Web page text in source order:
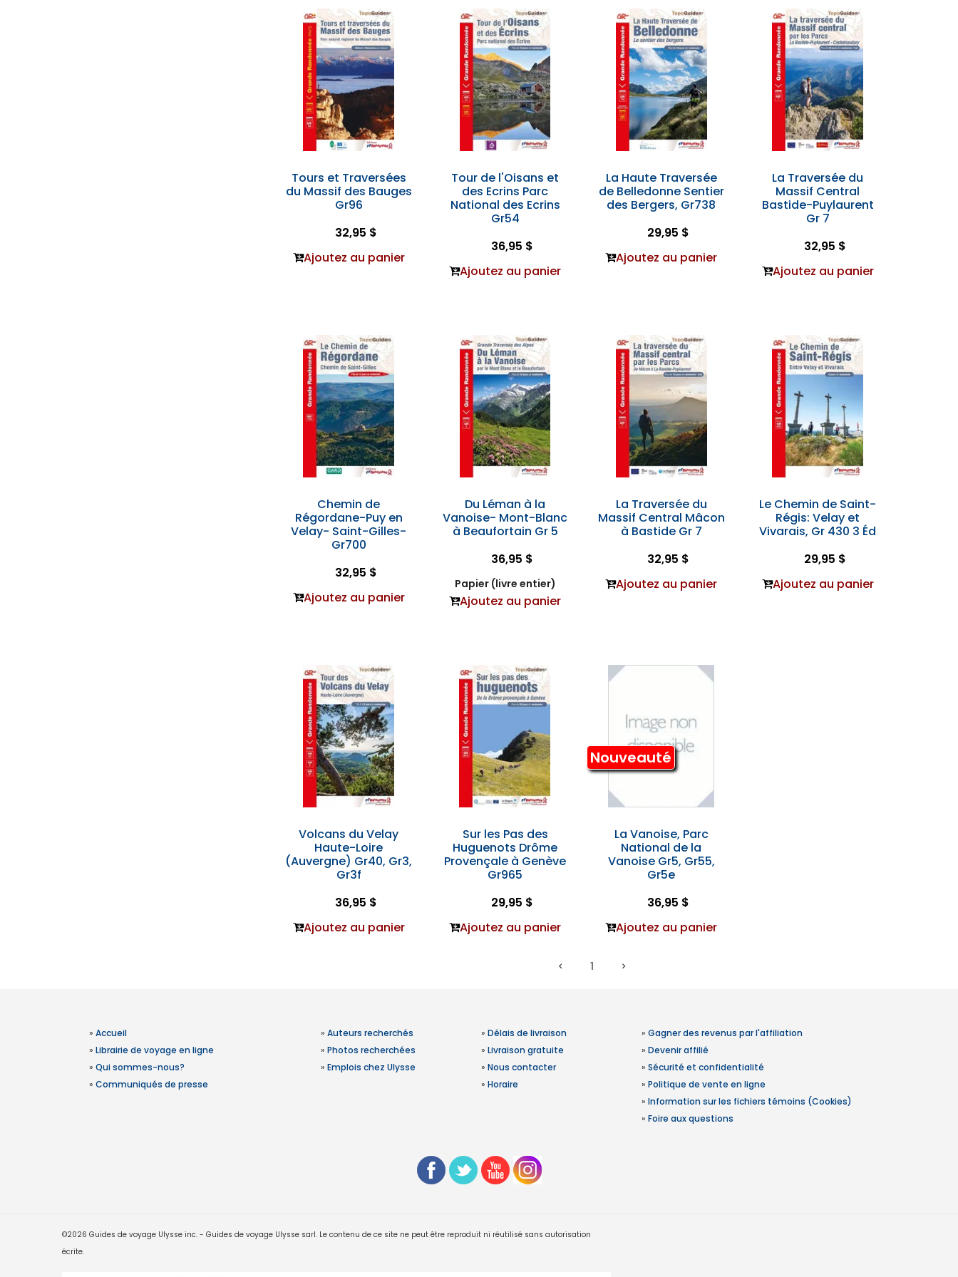
Tours et Traversées
du Massif des Bauges
Gr96
32,95 $
Ajoutez au panier
Tour de l'Oisans et
des Ecrins Parc
National des Ecrins
Gr54
36,95 $
Ajoutez au panier
La Haute Traversée
de Belledonne Sentier
des Bergers, Gr738
29,95 $
Ajoutez au panier
La Traversée du
Massif Central
Bastide-Puylaurent
Gr 7
32,95 $
Ajoutez au panier
Chemin de
Régordane-Puy en
Velay- Saint-Gilles-
Gr700
32,95 $
Ajoutez au panier
Du Léman à la
Vanoise- Mont-Blanc
à Beaufortain Gr 5
36,95 $
Papier (livre entier)
Ajoutez au panier
La Traversée du
Massif Central Mâcon
à Bastide Gr 7
32,95 $
Ajoutez au panier
Le Chemin de Saint-
Régis: Velay et
Vivarais, Gr 430 3 Éd
29,95 $
Ajoutez au panier
Volcans du Velay
Haute-Loire
(Auvergne) Gr40, Gr3,
Gr3f
36,95 $
Ajoutez au panier
Sur les Pas des
Huguenots Drôme
Provençale à Genève
Gr965
29,95 $
Ajoutez au panier
Nouveauté
La Vanoise, Parc
National de la
Vanoise Gr5, Gr55,
Gr5e
36,95 $
Ajoutez au panier
1
» Accueil
» Librairie de voyage en ligne
» Qui sommes-nous?
» Communiqués de presse
» Auteurs recherchés
» Photos recherchées
» Emplois chez Ulysse
» Délais de livraison
» Livraison gratuite
» Nous contacter
» Horaire
» Gagner des revenus par l'affiliation
» Devenir affilié
» Sécurité et confidentialité
» Politique de vente en ligne
» Information sur les fichiers témoins (Cookies)
» Foire aux questions
©2026 Guides de voyage Ulysse inc. - Guides de voyage Ulysse sarl. Le contenu de ce site ne peut être reproduit ni réutilisé sans autorisation
écrite.